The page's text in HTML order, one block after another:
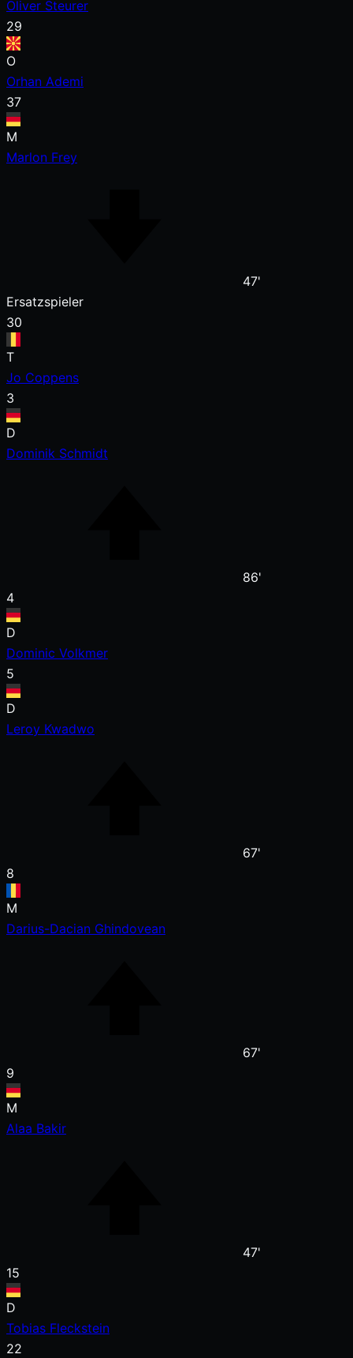
Oliver Steurer
29
O
Orhan Ademi
37
M
Marlon Frey
47'
Ersatzspieler
30
T
Jo Coppens
3
D
Dominik Schmidt
86'
4
D
Dominic Volkmer
5
D
Leroy Kwadwo
67'
8
M
Darius-Dacian Ghindovean
67'
9
M
Alaa Bakir
47'
15
D
Tobias Fleckstein
22